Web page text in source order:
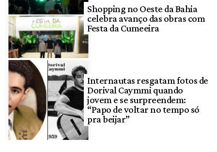
Shopping no Oeste da Bahia
celebra avanço das obras com
Festa da Cumeeira
Internautas resgatam fotos de
Dorival Caymmi quando
jovem e se surpreendem:
“Papo de voltar no tempo só
pra beijar”